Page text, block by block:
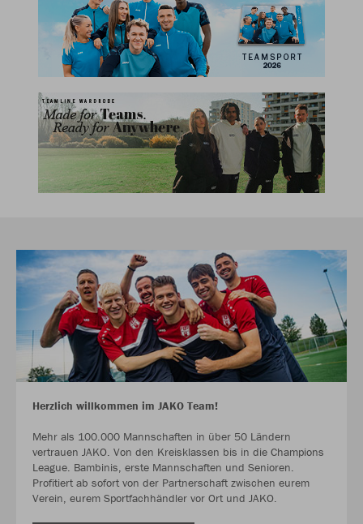
Herzlich willkommen im JAKO Team!
Mehr als 100.000 Mannschaften in über 50 Ländern
vertrauen JAKO. Von den Kreisklassen bis in die Champions
League. Bambinis, erste Mannschaften und Senioren.
Profitiert ab sofort von der Partnerschaft zwischen eurem
Verein, eurem Sportfachhändler vor Ort und JAKO.